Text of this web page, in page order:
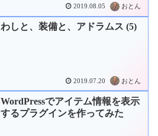
2019.08.05 おとん
わしと、装備と、アドラムス (5)
2019.07.20 おとん
WordPressでアイテム情報を表示
するプラグインを作ってみた